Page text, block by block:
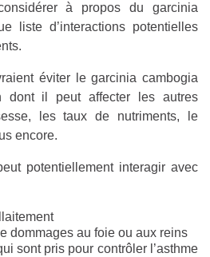
à propos du garcinia
liste d’interactions potentielles
éviter le garcinia cambogia
il peut affecter les autres
les taux de nutriments, le
encore.
potentiellement interagir avec
dommages au foie ou aux reins
sont pris pour contrôler l’asthme